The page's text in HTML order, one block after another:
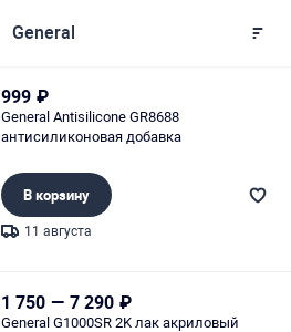
General
999 ₽
General Antisilicone GR8688
антисиликоновая добавка
В корзину
11 августа
1 750 — 7 290 ₽
General G1000SR 2K лак акриловый